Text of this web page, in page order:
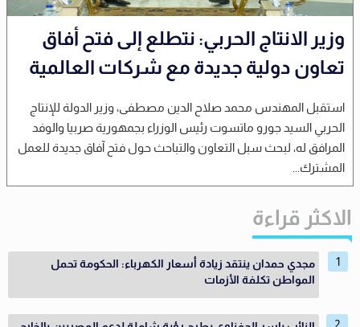
وزير الانتاج الحربي: نتطلع إلى فتح أفاق
تعاون دولية جديدة مع شركات العالمية
استقبل المهندس محمد صلاح الدين مصطفى، وزير الدولة للإنتاج
الحربي السيد جورو ماتسوت رئيس الوزراء بجمهورية صربيا والوفد
المرافق له، لبحث سبل التعاون والتباحث حول فتح آفاق جديدة للعمل
المشترك...
الاكثر قراءة
مجدي حمدان ينتقد زيادة أسعار الكهرباء: الحكومة تحمل
المواطن تكلفة الأزمات